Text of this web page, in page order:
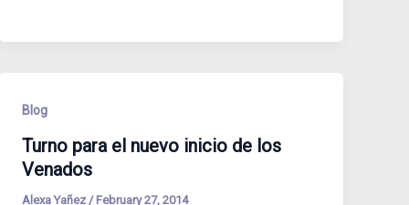
Blog
Turno para el nuevo inicio de los
Venados
Alexa Yañez/ February 27, 2014